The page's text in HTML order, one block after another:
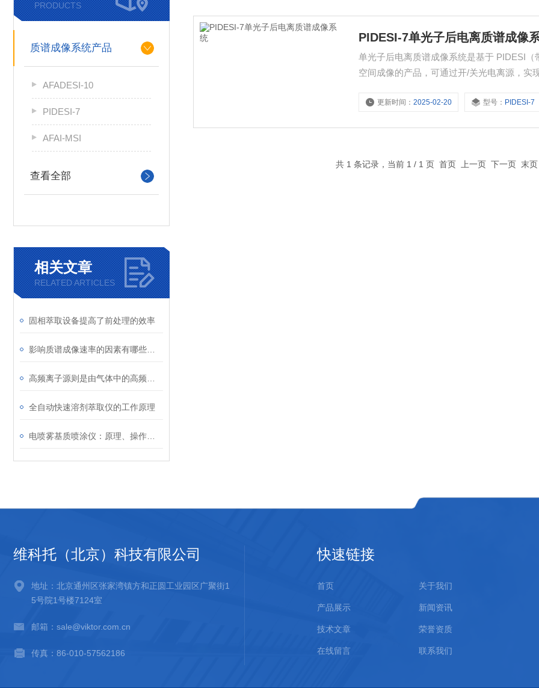
PRODUCTS
质谱成像系统产品
AFADESI-10
PIDESI-7
AFAI-MSI
查看全部
相关文章
RELATED ARTICLES
固相萃取设备提高了前处理的效率
全自动快速溶剂萃取仪的工作原理
PIDESI-7单光子后电离质谱成像
单光子后电离质谱成像系统是基于 PIDESI
空间成像的产品，可通过开/关光电离源，实
更新时间：2025-02-20 型号： PIDESI-7
共 1 条记录，当前 1 / 1 页 首页 上一页 下一页 末
维科托（北京）科技有限公司
地址：北京通州区张家湾镇方和正圆工业园区广聚街1
5号院1号楼7124室
邮箱：sale@viktor.com.cn
传真：86-010-57562186
快速链接
首页 关于我们
产品展示 新闻资讯
技术文章 荣誉资质
在线留言 联系我们